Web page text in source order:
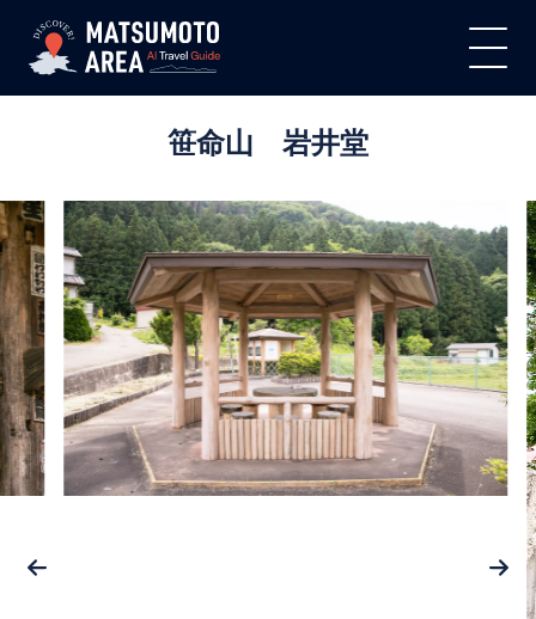
笹命山 岩井堂